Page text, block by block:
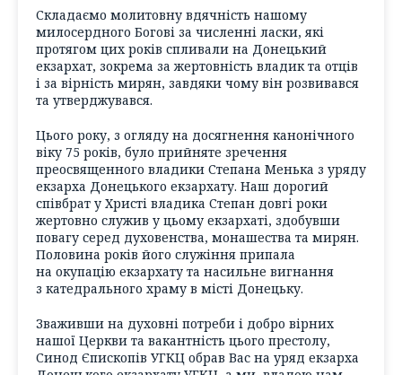
Складаємо молитовну вдячність нашому
милосердного Богові за численні ласки, які
протягом цих років спливали на Донецький
екзархат, зокрема за жертовність владик та отців
і за вірність мирян, завдяки чому він розвивався
та утверджувався.
Цього року, з огляду на досягнення канонічного
віку 75 років, було прийняте зречення
преосвященного владики Степана Менька з уряду
екзарха Донецького екзархату. Наш дорогий
співбрат у Христі владика Степан довгі роки
жертовно служив у цьому екзархаті, здобувши
повагу серед духовенства, монашества та мирян.
Половина років його служіння припала
на окупацію екзархату та насильне вигнання
з катедрального храму в місті Донецьку.
Зваживши на духовні потреби і добро вірних
нашої Церкви та вакантність цього престолу,
Синод Єпископів УГКЦ обрав Вас на уряд екзарха